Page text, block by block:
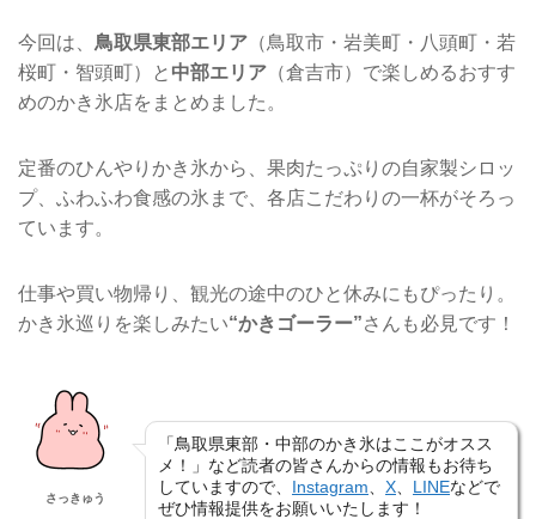
今回は、 鳥取県東部エリア （鳥取市・岩美町・八頭町・若
桜町・智頭町）と 中部エリア （倉吉市）で楽しめるおすす
めのかき氷店をまとめました。
定番のひんやりかき氷から、果肉たっぷりの自家製シロッ
プ、ふわふわ食感の氷まで、各店こだわりの一杯がそろっ
ています。
仕事や買い物帰り、観光の途中のひと休みにもぴったり。
かき氷巡りを楽しみたい“かきゴーラー”さんも必見です！
さっきゅう
「鳥取県東部・中部のかき氷はここがオスス
メ！」など読者の皆さんからの情報もお待ち
していますので、 Instagram X LINEなどで
ぜひ情報提供をお願いいたします！